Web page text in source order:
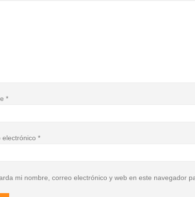
*
electrónico *
mi nombre, correo electrónico y web en este navegador